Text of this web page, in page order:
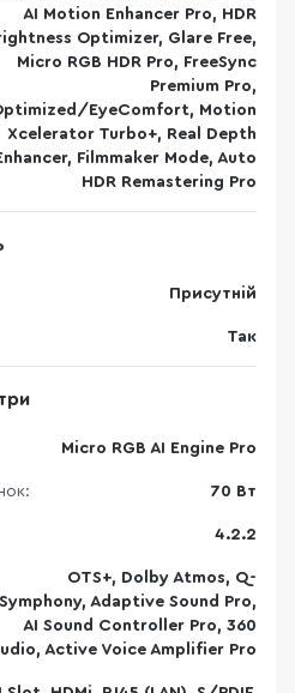
AI Motion Enhancer Pro, HDR
Optimizer, Glare Free,
Micro RGB HDR Pro, FreeSync
Premium Pro,
EyeComfort, Motion
Xcelerator Turbo+, Real Depth
Filmmaker Mode, Auto
HDR Remastering Pro
Присутній
Так
Micro RGB AI Engine Pro
70 Вт
4.2.2
OTS+, Dolby Atmos, Q-
Symphony, Adaptive Sound Pro,
AI Sound Controller Pro, 360
Active Voice Amplifier Pro